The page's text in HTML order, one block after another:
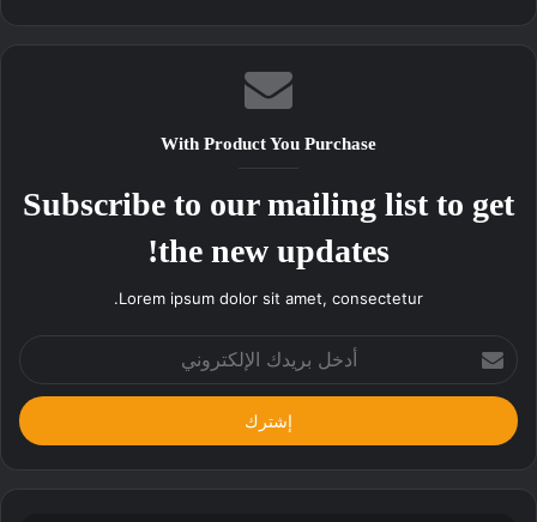
With Product You Purchase
Subscribe to our mailing list to get
the new updates!
Lorem ipsum dolor sit amet, consectetur.
بريدك
الإلكتروني